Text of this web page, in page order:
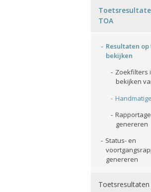
TOA
Resultaten
bekijken
Zoekfilters
bekijken
genereren
Status- en
genereren